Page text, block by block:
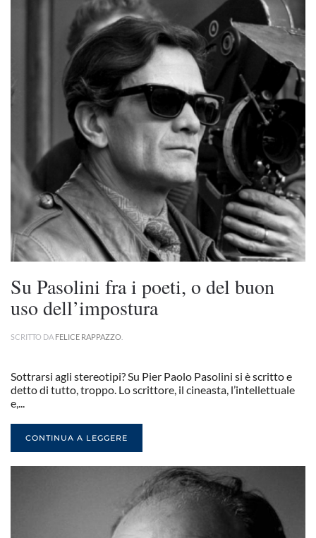
Su Pasolini fra i poeti, o del buon
uso dell’impostura
SCRITTO DA FELICE RAPPAZZO
Sottrarsi agli stereotipi? Su Pier Paolo Pasolini si è scritto e
detto di tutto, troppo. Lo scrittore, il cineasta, l’intellettuale
e,...
CONTINUA A LEGGERE